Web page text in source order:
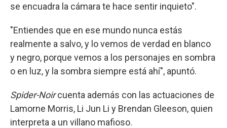
se encuadra la cámara te hace sentir inquieto".
"Entiendes que en ese mundo nunca estás
realmente a salvo, y lo vemos de verdad en blanco
y negro, porque vemos a los personajes en sombra
o en luz, y la sombra siempre está ahí", apuntó.
Spider-Noircuenta además con las actuaciones de
Lamorne Morris, Li Jun Li y Brendan Gleeson, quien
interpreta a un villano mafioso.